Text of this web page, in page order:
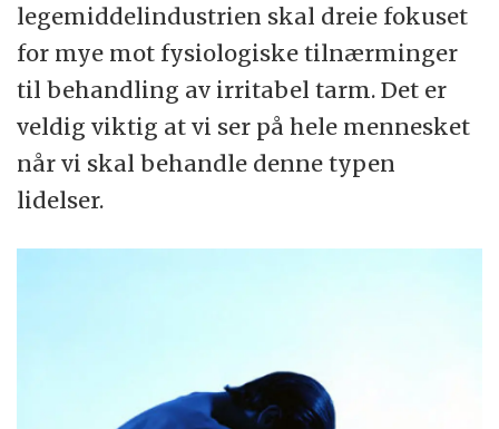
legemiddelindustrien skal dreie fokuset
for mye mot fysiologiske tilnærminger
til behandling av irritabel tarm. Det er
veldig viktig at vi ser på hele mennesket
når vi skal behandle denne typen
lidelser.